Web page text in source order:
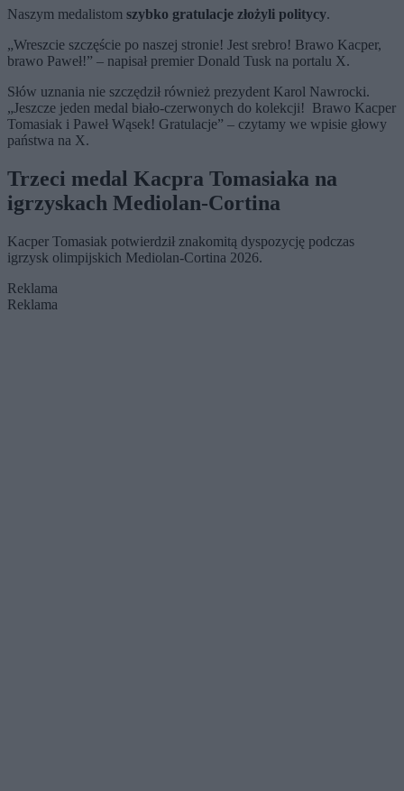
Naszym medalistom szybko gratulacje złożyli politycy.
„Wreszcie szczęście po naszej stronie! Jest srebro! Brawo Kacper,
brawo Paweł!” – napisał premier Donald Tusk na portalu X.
Słów uznania nie szczędził również prezydent Karol Nawrocki.
„Jeszcze jeden medal biało-czerwonych do kolekcji! Brawo Kacper
Tomasiak i Paweł Wąsek! Gratulacje” – czytamy we wpisie głowy
państwa na X.
Trzeci medal Kacpra Tomasiaka na
igrzyskach Mediolan-Cortina
Kacper Tomasiak potwierdził znakomitą dyspozycję podczas
igrzysk olimpijskich Mediolan-Cortina 2026.
Reklama
Reklama